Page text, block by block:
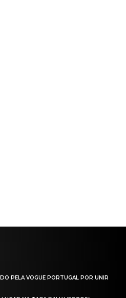
PELA VOGUE PORTUGAL POR UNIR